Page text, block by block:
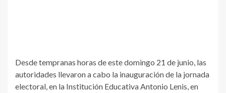
Desde tempranas horas de este domingo 21 de junio, las
autoridades llevaron a cabo la inauguración de la jornada
electoral, en la Institución Educativa Antonio Lenis, en